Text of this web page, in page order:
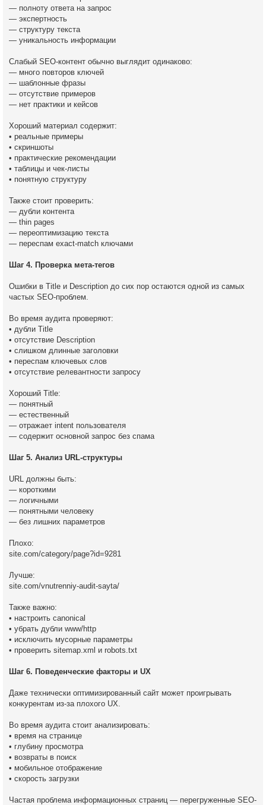
— полноту ответа на запрос
— экспертность
— структуру текста
— уникальность информации
Слабый SEO-контент обычно выглядит одинаково:
— много повторов ключей
— шаблонные фразы
— отсутствие примеров
— нет практики и кейсов
Хороший материал содержит:
• реальные примеры
• скриншоты
• практические рекомендации
• таблицы и чек-листы
• понятную структуру
Также стоит проверить:
— дубли контента
— thin pages
— переоптимизацию текста
— переспам exact-match ключами
Шаг 4. Проверка мета-тегов
Ошибки в Title и Description до сих пор остаются одной из самых
частых SEO-проблем.
Во время аудита проверяют:
• дубли Title
• отсутствие Description
• слишком длинные заголовки
• переспам ключевых слов
• отсутствие релевантности запросу
Хороший Title:
— понятный
— естественный
— отражает intent пользователя
— содержит основной запрос без спама
Шаг 5. Анализ URL-структуры
URL должны быть:
— короткими
— логичными
— понятными человеку
— без лишних параметров
Плохо:
site.com/category/page?id=9281
Лучше:
site.com/vnutrenniy-audit-sayta/
Также важно:
• настроить canonical
• убрать дубли www/http
• исключить мусорные параметры
• проверить sitemap.xml и robots.txt
Шаг 6. Поведенческие факторы и UX
Даже технически оптимизированный сайт может проигрывать
конкурентам из-за плохого UX.
Во время аудита стоит анализировать:
• время на странице
• глубину просмотра
• возвраты в поиск
• мобильное отображение
• скорость загрузки
Частая проблема информационных страниц — перегруженные SEO-